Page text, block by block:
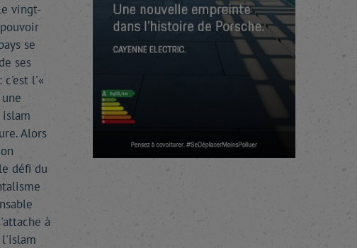
vingt-
se
ses
c'est l'«
Alors
défi du
à